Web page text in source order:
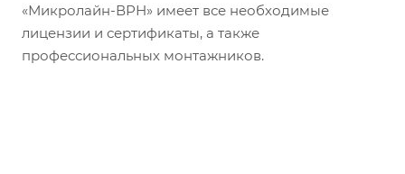
«Микролайн-ВРН» имеет все необходимые
лицензии и сертификаты, а также
профессиональных монтажников.